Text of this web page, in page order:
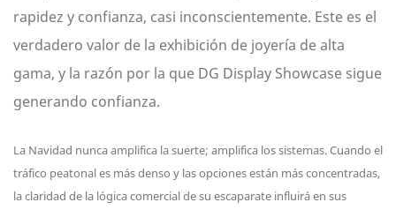
rapidez y confianza, casi inconscientemente. Este es el
verdadero valor de la exhibición de joyería de alta
gama, y ​​la razón por la que DG Display Showcase sigue
generando confianza.
La Navidad nunca amplifica la suerte; amplifica los sistemas. Cuando el
tráfico peatonal es más denso y las opciones están más concentradas,
la claridad de la lógica comercial de su escaparate influirá en sus